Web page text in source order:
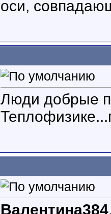
оси,
Люди добрые
Валентина384